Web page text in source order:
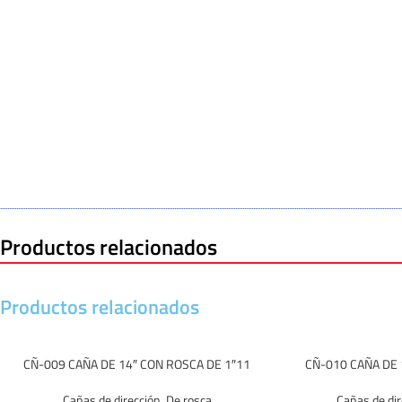
Productos relacionados
Productos relacionados
CÑ-009 CAÑA DE 14″ CON ROSCA DE 1″11
CÑ-010 CAÑA DE